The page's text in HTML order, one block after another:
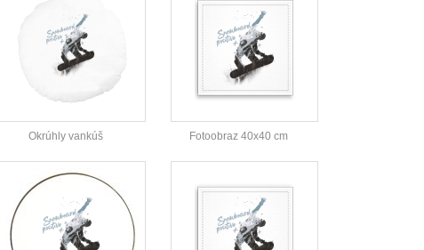
Okrúhly vankúš Fotoobraz 40x40 cm